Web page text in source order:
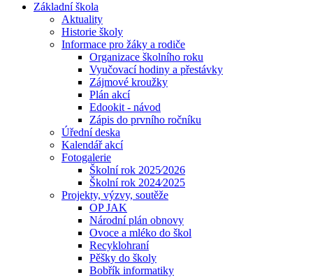
Základní škola
Aktuality
Historie školy
Informace pro žáky a rodiče
Organizace školního roku
Vyučovací hodiny a přestávky
Zájmové kroužky
Plán akcí
Edookit - návod
Zápis do prvního ročníku
Úřední deska
Kalendář akcí
Fotogalerie
Školní rok 2025⁄2026
Školní rok 2024⁄2025
Projekty, výzvy, soutěže
OP JAK
Národní plán obnovy
Ovoce a mléko do škol
Recyklohraní
Pěšky do školy
Bobřík informatiky